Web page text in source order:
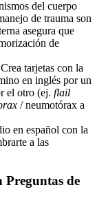
del cuerpo
de trauma son
asegura que
de
Crea tarjetas con la
en inglés por un
el otro (ej. flail
/ neumotórax a
en español con la
a las
Preguntas de